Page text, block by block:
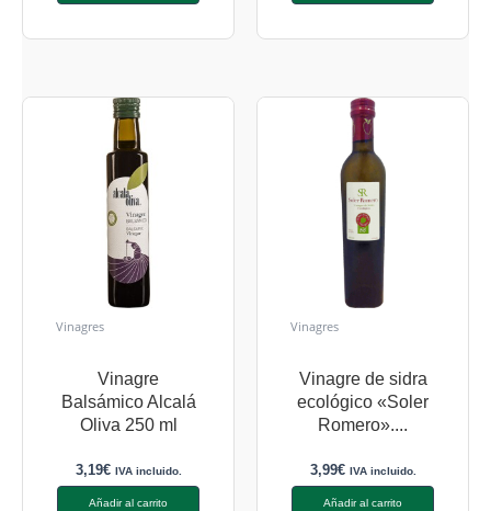
Vinagres
Vinagre
Balsámico Alcalá
Oliva 250 ml
3,19€ IVA incluido.
Añadir al carrito
Vinagres
Vinagre de sidra
ecológico «Soler
Romero»....
3,99€ IVA incluido.
Añadir al carrito